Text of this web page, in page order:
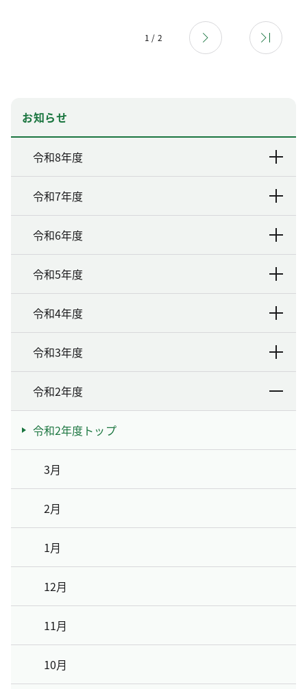
1 / 2
お知らせ
令和8年度
令和7年度
令和6年度
令和5年度
令和4年度
令和3年度
令和2年度
令和2年度トップ
3月
2月
1月
12月
11月
10月